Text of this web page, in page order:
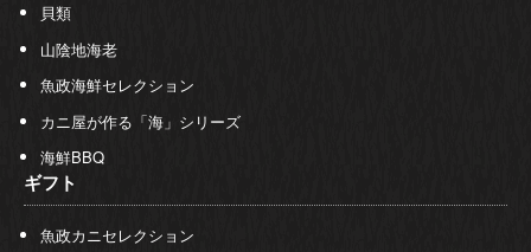
貝類
山陰地海老
魚政海鮮セレクション
カニ屋が作る「海」シリーズ
海鮮BBQ
ギフト
魚政カニセレクション